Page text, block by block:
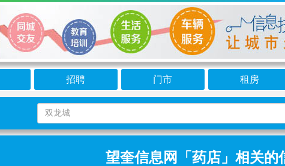
招聘 门市 租房
望奎信息网「药店」相关的